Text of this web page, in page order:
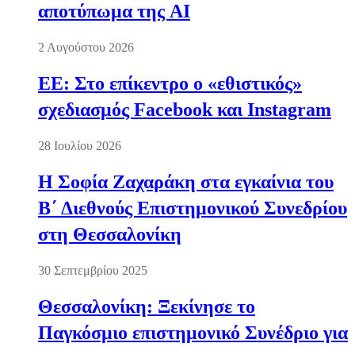
αποτύπωμα της AI
2 Αυγούστου 2026
ΕΕ: Στο επίκεντρο ο «εθιστικός»
σχεδιασμός Facebook και Instagram
28 Ιουλίου 2026
Η Σοφία Ζαχαράκη στα εγκαίνια του
Β΄ Διεθνούς Επιστημονικού Συνεδρίου
στη Θεσσαλονίκη
30 Σεπτεμβρίου 2025
Θεσσαλονίκη: Ξεκίνησε το
Παγκόσμιο επιστημονικό Συνέδριο για